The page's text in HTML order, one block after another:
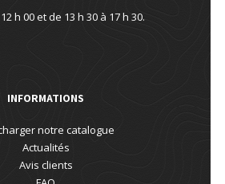
h 00 et de 13 h 30 à 17 h 30.
INFORMATIONS
notre catalogue
Actualités
Avis clients